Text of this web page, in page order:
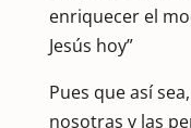
enriquecer el
Jesús hoy”
Pues que así
nosotras y las